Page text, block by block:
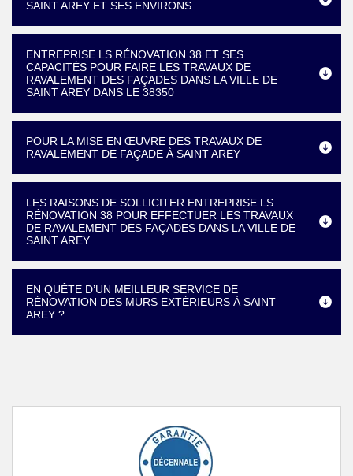
SAINT AREY ET SES ENVIRONS
ENTREPRISE LS RÉNOVATION 38 ET SES
CAPACITÉS POUR FAIRE LES TRAVAUX DE
RAVALEMENT DES FAÇADES DANS LA VILLE DE
SAINT AREY DANS LE 38350
POUR LA MISE EN ŒUVRE DES TRAVAUX DE
RAVALEMENT DE FAÇADE À SAINT AREY
LES RAISONS DE SOLLICITER ENTREPRISE LS
RÉNOVATION 38 POUR EFFECTUER LES TRAVAUX
DE RAVALEMENT DES FAÇADES DANS LA VILLE DE
SAINT AREY
EN QUÊTE D’UN MEILLEUR SERVICE DE
RÉNOVATION DES MURS EXTÉRIEURS À SAINT
AREY ?